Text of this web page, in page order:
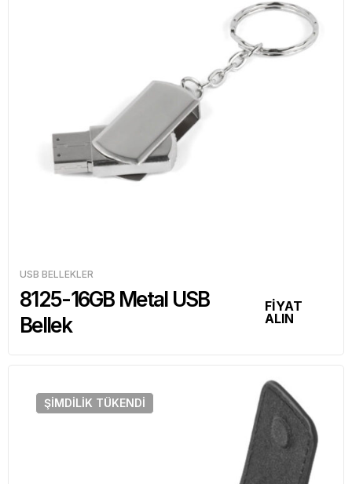
USB BELLEKLER
8125-16GB Metal USB
Bellek
FİYAT
ALIN
ŞIMDILIK TÜKENDI